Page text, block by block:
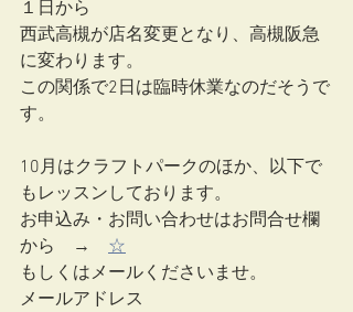
１日から
西武高槻が店名変更となり、高槻阪急
に変わります。
この関係で2日は臨時休業なのだそうで
す。
10月はクラフトパークのほか、以下で
もレッスンしております。
お申込み・お問い合わせはお問合せ欄
から　→ ☆
もしくはメールくださいませ。
メールアドレス